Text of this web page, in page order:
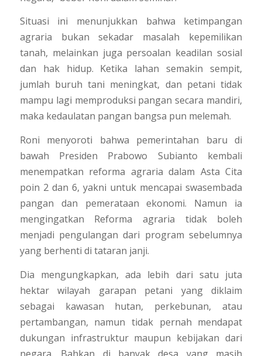
Situasi ini menunjukkan bahwa ketimpangan
agraria bukan sekadar masalah kepemilikan
tanah, melainkan juga persoalan keadilan sosial
dan hak hidup. Ketika lahan semakin sempit,
jumlah buruh tani meningkat, dan petani tidak
mampu lagi memproduksi pangan secara mandiri,
maka kedaulatan pangan bangsa pun melemah.
Roni menyoroti bahwa pemerintahan baru di
bawah Presiden Prabowo Subianto kembali
menempatkan reforma agraria dalam Asta Cita
poin 2 dan 6, yakni untuk mencapai swasembada
pangan dan pemerataan ekonomi. Namun ia
mengingatkan Reforma agraria tidak boleh
menjadi pengulangan dari program sebelumnya
yang berhenti di tataran janji.
Dia mengungkapkan, ada lebih dari satu juta
hektar wilayah garapan petani yang diklaim
sebagai kawasan hutan, perkebunan, atau
pertambangan, namun tidak pernah mendapat
dukungan infrastruktur maupun kebijakan dari
negara. Bahkan di banyak desa yang masih